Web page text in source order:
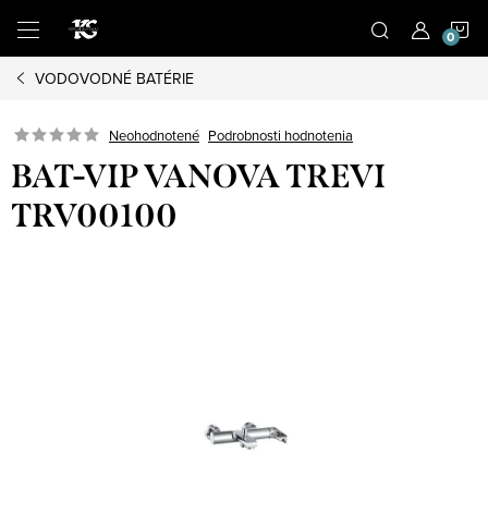
obsah
VODOVODNÉ BATÉRIE
Neohodnotené Podrobnosti hodnotenia
BAT-VIP VANOVA TREVI
TRV00100